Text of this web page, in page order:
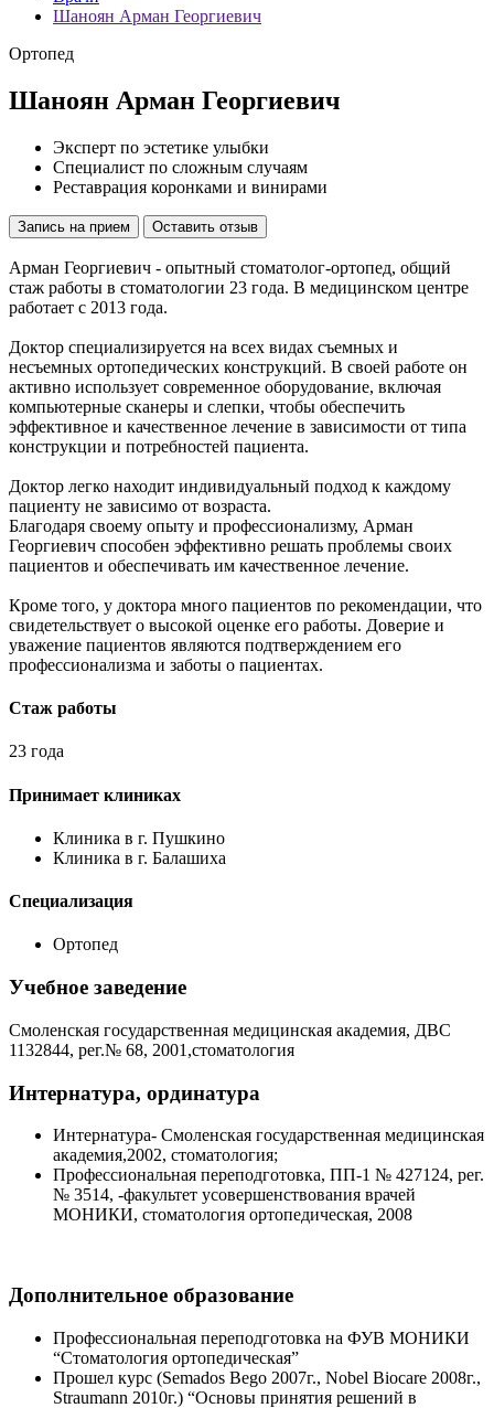
Шаноян Арман Георгиевич
Ортопед
Шаноян Арман Георгиевич
Эксперт по эстетике улыбки
Специалист по сложным случаям
Реставрация коронками и винирами
Запись на прием Оставить отзыв
Арман Георгиевич - опытный стоматолог-ортопед, общий
стаж работы в стоматологии 23 года. В медицинском центре
работает с 2013 года.
Доктор специализируется на всех видах съемных и
несъемных ортопедических конструкций. В своей работе он
активно использует современное оборудование, включая
компьютерные сканеры и слепки, чтобы обеспечить
эффективное и качественное лечение в зависимости от типа
конструкции и потребностей пациента.
Доктор легко находит индивидуальный подход к каждому
пациенту не зависимо от возраста.
Благодаря своему опыту и профессионализму, Арман
Георгиевич способен эффективно решать проблемы своих
пациентов и обеспечивать им качественное лечение.
Кроме того, у доктора много пациентов по рекомендации, что
свидетельствует о высокой оценке его работы. Доверие и
уважение пациентов являются подтверждением его
профессионализма и заботы о пациентах.
Стаж работы
23 года
Принимает клиниках
Клиника в г. Пушкино
Клиника в г. Балашиха
Специализация
Ортопед
Учебное заведение
Смоленская государственная медицинская академия, ДВС
1132844, рег.№ 68, 2001,стоматология
Интернатура, ординатура
Интернатура- Смоленская государственная медицинская
академия,2002, стоматология;
Профессиональная переподготовка, ПП-1 № 427124, рег.
№ 3514, -факультет усовершенствования врачей
МОНИКИ, стоматология ортопедическая, 2008
Дополнительное образование
Профессиональная переподготовка на ФУВ МОНИКИ
“Стоматология ортопедическая”
Прошел курс (Semados Bego 2007г., Nobel Biocare 2008г.,
Straumann 2010г.) “Основы принятия решений в